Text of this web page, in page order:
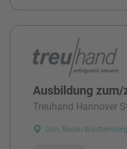
Ausbildung
Treuhand Hannover
Ulm, Baden-Württemberg